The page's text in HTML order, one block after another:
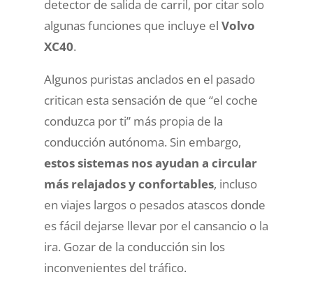
detector de salida de carril, por citar solo
algunas funciones que incluye el Volvo
XC40.
Algunos puristas anclados en el pasado
critican esta sensación de que “el coche
conduzca por ti” más propia de la
conducción autónoma. Sin embargo,
estos sistemas nos ayudan a circular
más relajados y confortables, incluso
en viajes largos o pesados atascos donde
es fácil dejarse llevar por el cansancio o la
ira. Gozar de la conducción sin los
inconvenientes del tráfico.